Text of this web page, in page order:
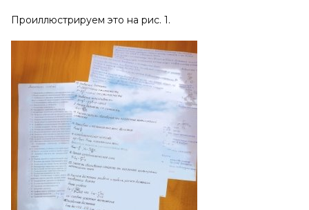
Проиллюстрируем это на рис. 1.